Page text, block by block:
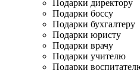
Подарки директору
Подарки боссу
Подарки бухгалтеру
Подарки юристу
Подарки врачу
Подарки учителю
Подарки